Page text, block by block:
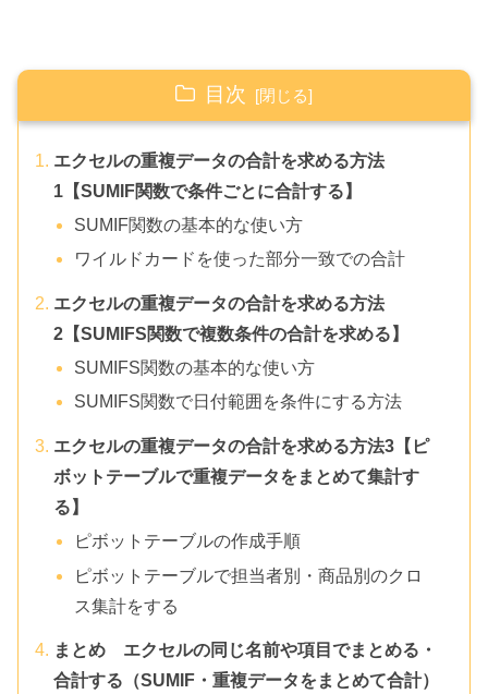
目次
エクセルの重複データの合計を求める方法
1【SUMIF関数で条件ごとに合計する】
SUMIF関数の基本的な使い方
ワイルドカードを使った部分一致での合計
エクセルの重複データの合計を求める方法
2【SUMIFS関数で複数条件の合計を求める】
SUMIFS関数の基本的な使い方
SUMIFS関数で日付範囲を条件にする方法
エクセルの重複データの合計を求める方法3【ピ
ボットテーブルで重複データをまとめて集計す
る】
ピボットテーブルの作成手順
ピボットテーブルで担当者別・商品別のクロ
ス集計をする
まとめ エクセルの同じ名前や項目でまとめる・
合計する（SUMIF・重複データをまとめて合計）